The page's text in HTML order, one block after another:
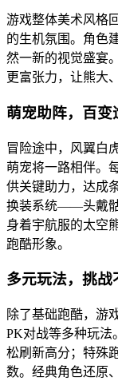
游戏整体美术风格
的生机氛围。角色
然一新的视觉盛宴
更富张力，让熊大
萌宠助阵，百变
冒险途中，风翼白
萌宠将一路相伴。
供关键助力，达成
换装系统——头戴骷
身着宇航服的太空
跑酷形象。
多元玩法，挑战
除了基础跑酷，游
PK对战等多种玩法
松刷新高分；特殊
数。经典角色还原